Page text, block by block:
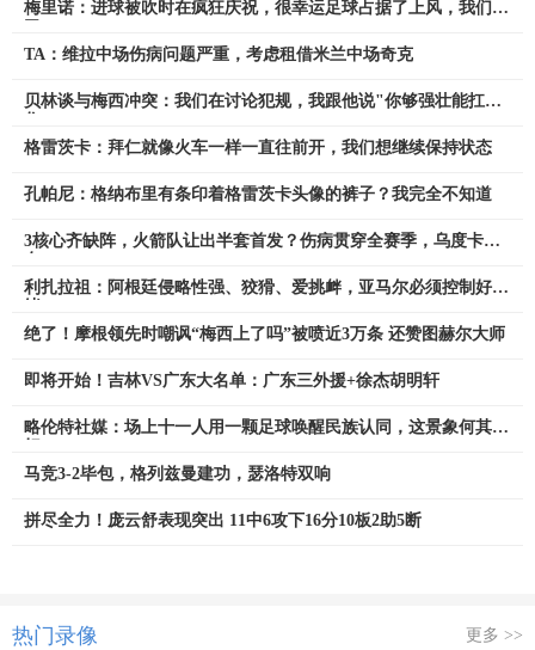
梅里诺：进球被吹时在疯狂庆祝，很幸运足球占据了上风，我们赢
TA：维拉中场伤病问题严重，考虑租借米兰中场奇克
贝林谈与梅西冲突：我们在讨论犯规，我跟他说"你够强壮能扛得
格雷茨卡：拜仁就像火车一样一直往前开，我们想继续保持状态
孔帕尼：格纳布里有条印着格雷茨卡头像的裤子？我完全不知道
3核心齐缺阵，火箭队让出半套首发？伤病贯穿全赛季，乌度卡无
利扎拉祖：阿根廷侵略性强、狡猾、爱挑衅，亚马尔必须控制好情
绝了！摩根领先时嘲讽“梅西上了吗”被喷近3万条 还赞图赫尔大师
即将开始！吉林VS广东大名单：广东三外援+徐杰胡明轩
略伦特社媒：场上十一人用一颗足球唤醒民族认同，这景象何其美
马竞3-2毕包，格列兹曼建功，瑟洛特双响
拼尽全力！庞云舒表现突出 11中6攻下16分10板2助5断
热门录像 更多 >>